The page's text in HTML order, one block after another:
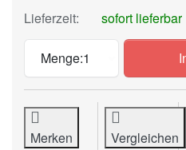
Lieferzeit:
sofort lieferbar
Menge:1
Merken Vergleichen